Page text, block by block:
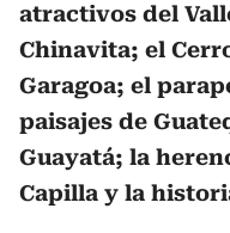
atractivos del
Chinavita; el
Garagoa; el
paisajes de
Guayatá; la
Capilla y la